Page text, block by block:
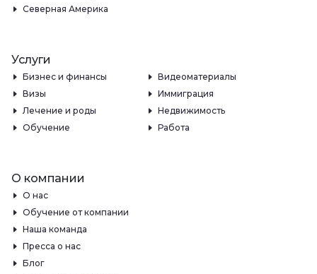
Северная Америка
Услуги
Бизнес и финансы
Видеоматериалы
Визы
Иммиграция
Лечение и роды
Недвижимость
Обучение
Работа
О компании
О нас
Обучение от компании
Наша команда
Пресса о нас
Блог